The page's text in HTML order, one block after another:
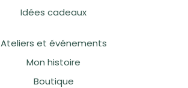
Idées cadeaux
Ateliers et événements
Mon histoire
Boutique